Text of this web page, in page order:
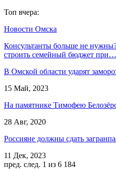
Топ вчера:
Новости Омска
Консультанты больше не
строить семейный бюджет при…
В Омской области ударят
15 Май, 2023
На памятнике Тимофею
28 Авг, 2020
Россияне должны сдать
11 Дек, 2023
пред. след. 1 из 6 184